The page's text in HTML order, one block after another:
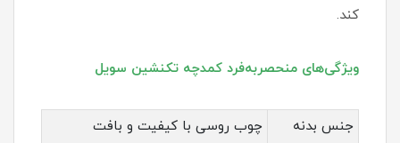
کند.
ویژگی‌های منحصربه‌فرد کمدچه تکنشین سویل
جنس بدنه
چوب روسی با کیفیت و بافت